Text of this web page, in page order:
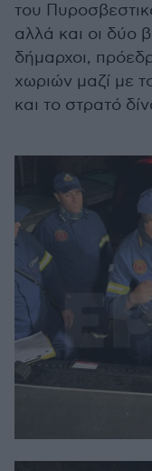
του
αλλά και οι δύο
δήμαρχοι,
χωριών μαζί με
και το στρατό